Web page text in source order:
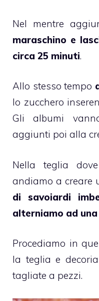
Nel mentre
maraschino e
circa 25 minuti.
Allo stesso tempo
lo zucchero
Gli albumi
aggiunti poi alla
Nella teglia
andiamo a creare
di savoiardi
alterniamo ad
Procediamo in
la teglia e
tagliate a pezzi.